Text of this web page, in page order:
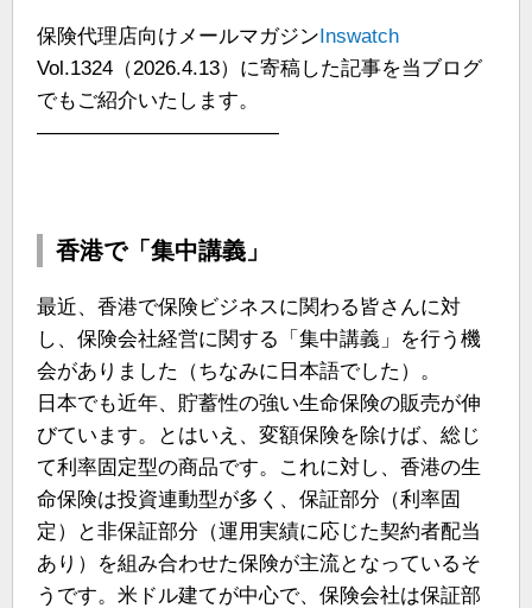
保険代理店向けメールマガジンInswatch
Vol.1324（2026.4.13）に寄稿した記事を当ブログ
でもご紹介いたします。
————————————
香港で「集中講義」
最近、香港で保険ビジネスに関わる皆さんに対
し、保険会社経営に関する「集中講義」を行う機
会がありました（ちなみに日本語でした）。
日本でも近年、貯蓄性の強い生命保険の販売が伸
びています。とはいえ、変額保険を除けば、総じ
て利率固定型の商品です。これに対し、香港の生
命保険は投資連動型が多く、保証部分（利率固
定）と非保証部分（運用実績に応じた契約者配当
あり）を組み合わせた保険が主流となっているそ
うです。米ドル建てが中心で、保険会社は保証部